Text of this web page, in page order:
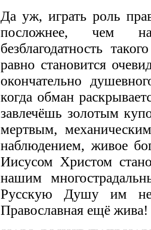
Да уж, играть роль
посложнее, чем
безблагодатность
равно становится
окончательно
когда обман
завлечёшь золотым
мертвым,
наблюдением, живое
Иисусом Христом
нашим
Русскую Душу им
Православная ещё жива!